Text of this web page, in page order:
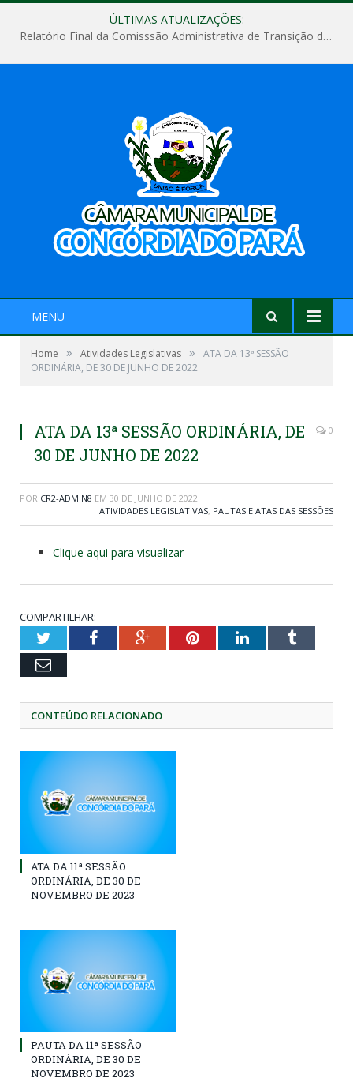
ÚLTIMAS ATUALIZAÇÕES:
Relatório Final da Comisssão Administrativa de Transição de Mandato do Poder Legislativo do Município de Concórdia do Pará
MENU
Home » Atividades Legislativas »
ATA DA 13ª SESSÃO
ORDINÁRIA, DE 30 DE JUNHO DE 2022
ATA DA 13ª SESSÃO ORDINÁRIA, DE
30 DE JUNHO DE 2022
0
POR CR2-ADMIN8 EM 30 DE JUNHO DE 2022
ATIVIDADES LEGISLATIVAS, PAUTAS E ATAS DAS SESSÕES
Clique aqui para visualizar
COMPARTILHAR:
TwitterFacebookGoogle+PinterestLinkedInTumblr
Email
CONTEÚDO RELACIONADO
ATA DA 11ª SESSÃO
ORDINÁRIA, DE 30 DE
NOVEMBRO DE 2023
PAUTA DA 11ª SESSÃO
ORDINÁRIA, DE 30 DE
NOVEMBRO DE 2023